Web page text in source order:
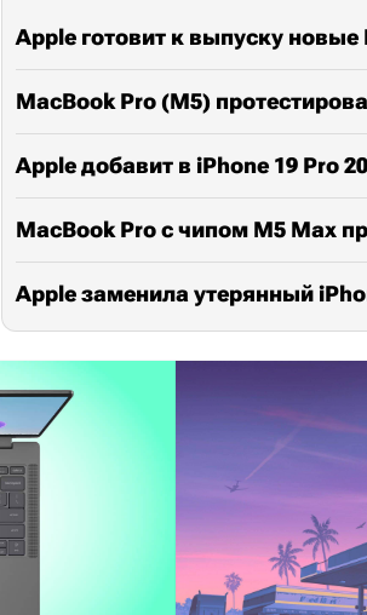
Apple готовит к выпуску
MacBook Pro (M5)
Apple добавит в iPhone 19 Pro
MacBook Pro с чипом M5 Max
Apple заменила утерянный